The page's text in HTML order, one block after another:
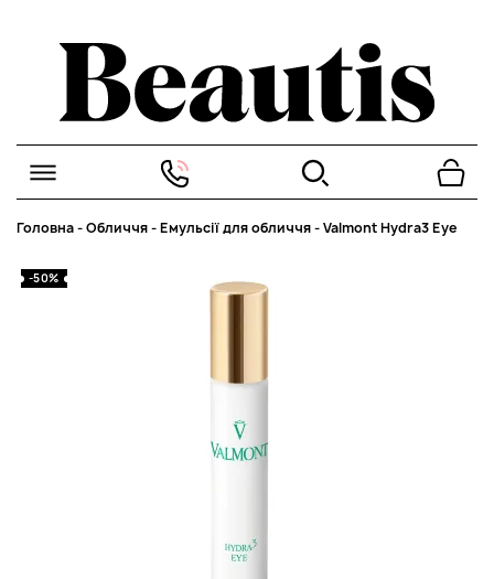
Головна-Обличчя-Емульсії для обличчя-Valmont Hydra3 Eye
-50%